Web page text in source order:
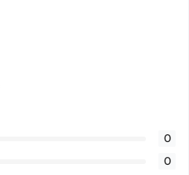
0
0